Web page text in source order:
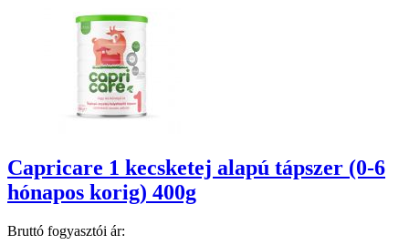
Capricare 1 kecsketej alapú tápszer (0-6
hónapos korig) 400g
Bruttó fogyasztói ár: